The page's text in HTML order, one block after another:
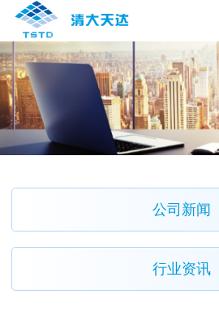
公司新闻
行业资讯